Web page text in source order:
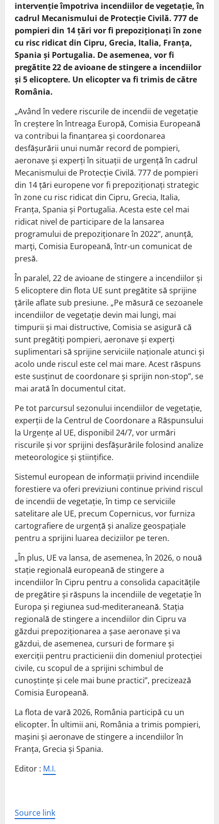
intervenţie împotriva incendiilor de vegetaţie, în
cadrul Mecanismului de Protecţie Civilă. 777 de
pompieri din 14 ţări vor fi prepoziţionaţi în zone
cu risc ridicat din Cipru, Grecia, Italia, Franţa,
Spania şi Portugalia. De asemenea, vor fi
pregătite 22 de avioane de stingere a incendiilor
şi 5 elicoptere. Un elicopter va fi trimis de către
România.
„Având în vedere riscurile de incendii de vegetaţie
în creştere în întreaga Europă, Comisia Europeană
va contribui la finanţarea şi coordonarea
desfăşurării unui număr record de pompieri,
aeronave şi experţi în situaţii de urgenţă în cadrul
Mecanismului de Protecţie Civilă. 777 de pompieri
din 14 ţări europene vor fi prepoziţionaţi strategic
în zone cu risc ridicat din Cipru, Grecia, Italia,
Franţa, Spania şi Portugalia. Acesta este cel mai
ridicat nivel de participare de la lansarea
programului de prepoziţionare în 2022”, anunţă,
marţi, Comisia Europeană, într-un comunicat de
presă.
În paralel, 22 de avioane de stingere a incendiilor şi
5 elicoptere din flota UE sunt pregătite să sprijine
ţările aflate sub presiune. „Pe măsură ce sezoanele
incendiilor de vegetaţie devin mai lungi, mai
timpurii şi mai distructive, Comisia se asigură că
sunt pregătiţi pompieri, aeronave şi experţi
suplimentari să sprijine serviciile naţionale atunci şi
acolo unde riscul este cel mai mare. Acest răspuns
este susţinut de coordonare şi sprijin non-stop”, se
mai arată în documentul citat.
Pe tot parcursul sezonului incendiilor de vegetaţie,
experţii de la Centrul de Coordonare a Răspunsului
la Urgenţe al UE, disponibil 24/7, vor urmări
riscurile şi vor sprijini desfăşurările folosind analize
meteorologice şi ştiinţifice.
Sistemul european de informaţii privind incendiile
forestiere va oferi previziuni continue privind riscul
de incendii de vegetaţie, în timp ce serviciile
satelitare ale UE, precum Copernicus, vor furniza
cartografiere de urgenţă şi analize geospaţiale
pentru a sprijini luarea deciziilor pe teren.
„În plus, UE va lansa, de asemenea, în 2026, o nouă
staţie regională europeană de stingere a
incendiilor în Cipru pentru a consolida capacităţile
de pregătire şi răspuns la incendiile de vegetaţie în
Europa şi regiunea sud-mediteraneană. Staţia
regională de stingere a incendiilor din Cipru va
găzdui prepoziţionarea a şase aeronave şi va
găzdui, de asemenea, cursuri de formare şi
exerciţii pentru practicienii din domeniul protecţiei
civile, cu scopul de a sprijini schimbul de
cunoştinţe şi cele mai bune practici”, precizează
Comisia Europeană.
La flota de vară 2026, România participă cu un
elicopter. În ultimii ani, România a trimis pompieri,
maşini şi aeronave de stingere a incendiilor în
Franţa, Grecia şi Spania.
Editor : M.I.
Source link